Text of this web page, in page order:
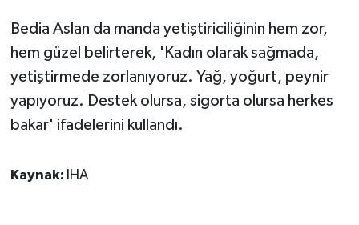
Bedia Aslan da manda yetiştiriciliğinin hem zor,
hem güzel belirterek, 'Kadın olarak sağmada,
yetiştirmede zorlanıyoruz. Yağ, yoğurt, peynir
yapıyoruz. Destek olursa, sigorta olursa herkes
bakar' ifadelerini kullandı.
Kaynak: İHA